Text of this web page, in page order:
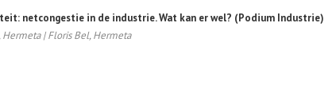
netcongestie in de industrie. Wat kan er wel? (Podium Industrie)
Hermeta | Floris Bel, Hermeta